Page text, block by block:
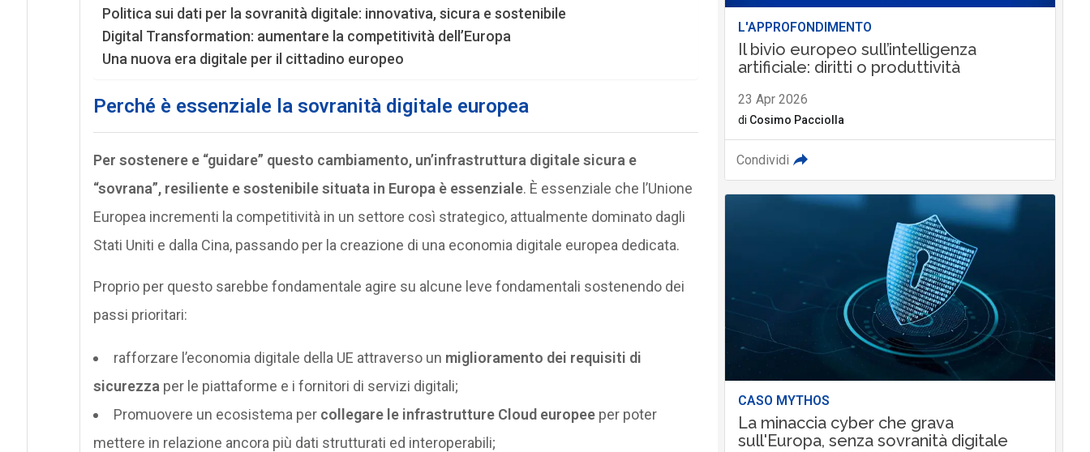
Politica sui dati per la sovranità digitale: innovativa, sicura e sostenibile
Digital Transformation: aumentare la competitività dell’Europa
Una nuova era digitale per il cittadino europeo
Perché è essenziale la sovranità digitale europea
Per sostenere e “guidare” questo cambiamento, un’infrastruttura digitale sicura e
“sovrana”, resiliente e sostenibile situata in Europa è essenziale. È essenziale che l’Unione
Europea incrementi la competitività in un settore così strategico, attualmente dominato dagli
Stati Uniti e dalla Cina, passando per la creazione di una economia digitale europea dedicata.
Proprio per questo sarebbe fondamentale agire su alcune leve fondamentali sostenendo dei
passi prioritari:
rafforzare l’economia digitale della UE attraverso un miglioramento dei requisiti di
sicurezza per le piattaforme e i fornitori di servizi digitali;
Promuovere un ecosistema per collegare le infrastrutture Cloud europeeper poter
mettere in relazione ancora più dati strutturati ed interoperabili;
L'APPROFONDIMENTO
Il bivio europeo sull’intelligenza
artificiale: diritti o produttività
23 Apr 2026
di Cosimo Pacciolla
Condividi
CASO MYTHOS
La minaccia cyber che grava
sull'Europa, senza sovranità digitale